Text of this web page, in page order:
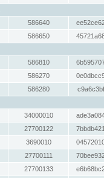
586640
586650
586810
586270
586280
34000010
27700122
3690010
27700111
27700133